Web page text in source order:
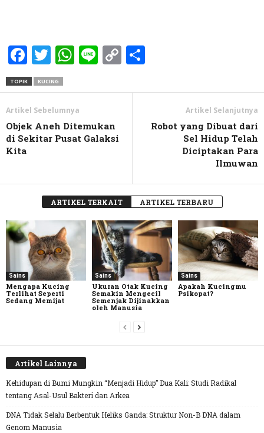
Facebook
Twitter
WhatsApp
LineCopy
TOPIK KUCING
Artikel Sebelumnya
Objek Aneh Ditemukan
di Sekitar Pusat Galaksi
Kita
Artikel Selanjutnya
Robot yang Dibuat dari
Sel Hidup Telah
Diciptakan Para
Ilmuwan
ARTIKEL TERKAIT ARTIKEL TERBARU
Sains
Mengapa Kucing
Terlihat Seperti
Sedang Memijat
Sains
Ukuran Otak Kucing
Semakin Mengecil
Semenjak Dijinakkan
oleh Manusia
Sains
Apakah Kucingmu
Psikopat?
Artikel Lainnya
Kehidupan di Bumi Mungkin “Menjadi Hidup” Dua Kali: Studi Radikal
tentang Asal-Usul Bakteri dan Arkea
DNA Tidak Selalu Berbentuk Heliks Ganda: Struktur Non-B DNA dalam
Genom Manusia